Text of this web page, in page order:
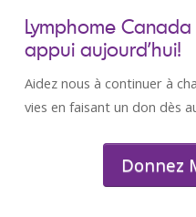
Lymphome
appui aujourd’hui!
Aidez nous à continuer à
vies en faisant un don dès
Donnez